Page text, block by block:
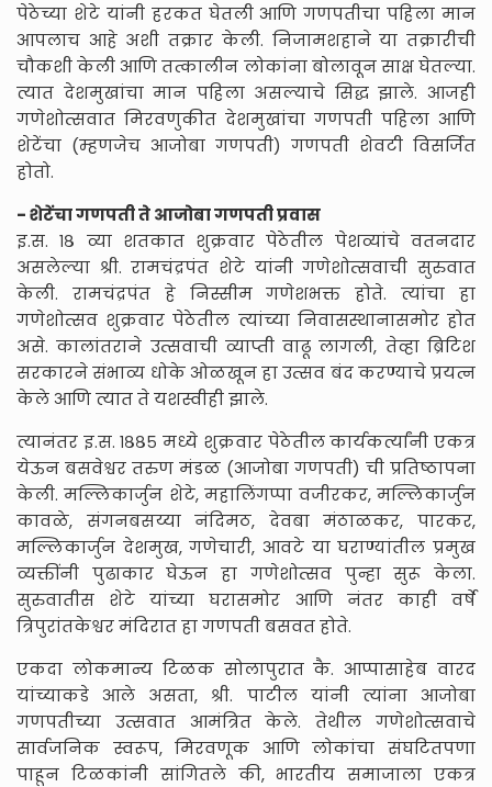
पेठेच्या शेटे यांनी हरकत घेतली आणि गणपतीचा पहिला मान
आपलाच आहे अशी तक्रार केली. निजामशहाने या तक्रारीची
चौकशी केली आणि तत्कालीन लोकांना बोलावून साक्ष घेतल्या.
त्यात देशमुखांचा मान पहिला असल्याचे सिद्ध झाले. आजही
गणेशोत्सवात मिरवणुकीत देशमुखांचा गणपती पहिला आणि
शेटेंचा (म्हणजेच आजोबा गणपती) गणपती शेवटी विसर्जित
होतो.
- शेटेंचा गणपती ते आजोबा गणपती प्रवास
इ.स. १८ व्या शतकात शुक्रवार पेठेतील पेशव्यांचे वतनदार
असलेल्या श्री. रामचंद्रपंत शेटे यांनी गणेशोत्सवाची सुरुवात
केली. रामचंद्रपंत हे निस्सीम गणेशभक्त होते. त्यांचा हा
गणेशोत्सव शुक्रवार पेठेतील त्यांच्या निवासस्थानासमोर होत
असे. कालांतराने उत्सवाची व्याप्ती वाढू लागली, तेव्हा ब्रिटिश
सरकारने संभाव्य धोके ओळखून हा उत्सव बंद करण्याचे प्रयत्न
केले आणि त्यात ते यशस्वीही झाले.
त्यानंतर इ.स. १८८५ मध्ये शुक्रवार पेठेतील कार्यकर्त्यांनी एकत्र
येऊन बसवेश्वर तरुण मंडळ (आजोबा गणपती) ची प्रतिष्ठापना
केली. मल्लिकार्जुन शेटे, महालिंगप्पा वजीरकर, मल्लिकार्जुन
कावळे, संगनबसय्या नंदिमठ, देवबा मंठाळकर, पारकर,
मल्लिकार्जुन देशमुख, गणेचारी, आवटे या घराण्यांतील प्रमुख
व्यक्तींनी पुढाकार घेऊन हा गणेशोत्सव पुन्हा सुरू केला.
सुरुवातीस शेटे यांच्या घरासमोर आणि नंतर काही वर्षे
त्रिपुरांतकेश्वर मंदिरात हा गणपती बसवत होते.
एकदा लोकमान्य टिळक सोलापुरात कै. आप्पासाहेब वारद
यांच्याकडे आले असता, श्री. पाटील यांनी त्यांना आजोबा
गणपतीच्या उत्सवात आमंत्रित केले. तेथील गणेशोत्सवाचे
सार्वजनिक स्वरूप, मिरवणूक आणि लोकांचा संघटितपणा
पाहून टिळकांनी सांगितले की, भारतीय समाजाला एकत्र